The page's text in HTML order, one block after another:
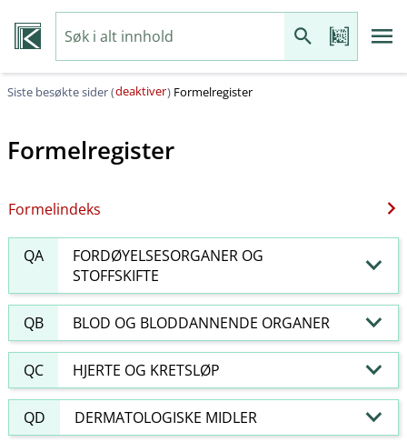
Siste besøkte sider (deaktiver) Formelregister
Formelregister
Formelindeks
QA
FORDØYELSESORGANER OG
STOFFSKIFTE
QB BLOD OG BLODDANNENDE ORGANER
QC HJERTE OG KRETSLØP
QD DERMATOLOGISKE MIDLER